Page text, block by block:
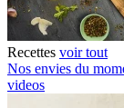
Recettes voir tout
Nos envies du
videos